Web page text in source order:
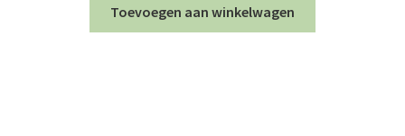
was:
€129,99.
is:
€84,99.
Toevoegen aan winkelwagen